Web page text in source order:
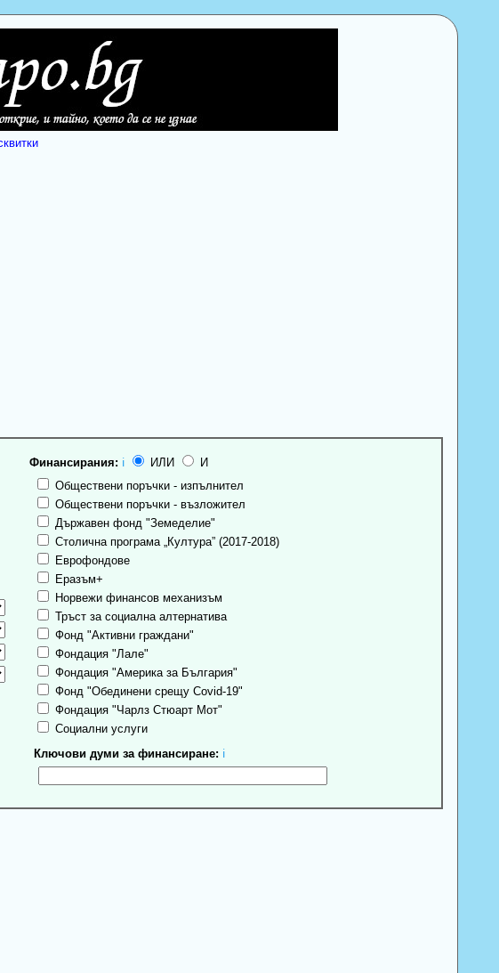
Финансирания: ℹ ИЛИ
И
Обществени поръчки - изпълнител
Обществени поръчки - възложител
Държавен фонд "Земеделие"
Столична програма „Култура” (2017-2018)
Еврофондове
Еразъм+
Норвежи финансов механизъм
Тръст за социална алтернатива
Фонд "Активни граждани"
Фондация "Лале"
Фондация "Америка за България"
Фонд "Обединени срещу Covid-19"
Фондация "Чарлз Стюарт Мот"
Социални услуги
Ключови думи за финансиране: ℹ